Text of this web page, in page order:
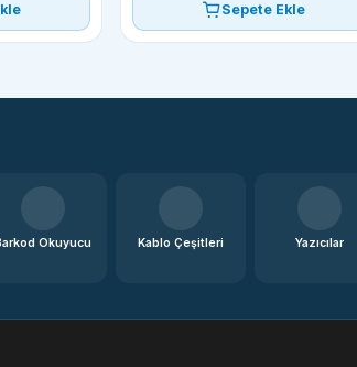
Sepete Ekle
Okuyucu Kablo Çeşitleri Yazıcılar